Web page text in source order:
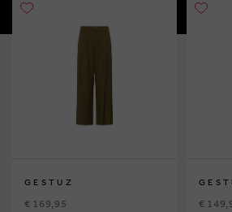
GESTUZ
€ 169,95 €